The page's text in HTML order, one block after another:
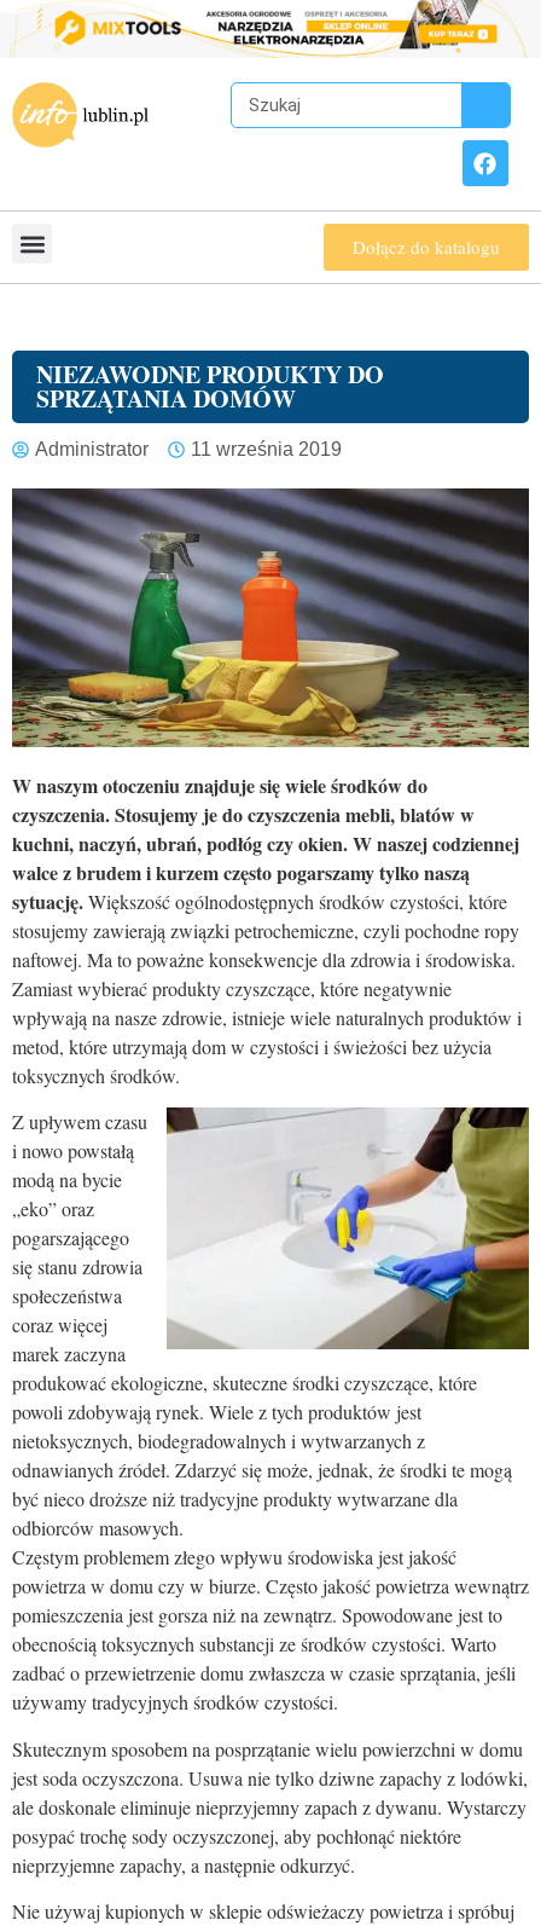
Dołącz do katalogu
NIEZAWODNE PRODUKTY DO
SPRZĄTANIA DOMÓW
Administrator 11 września 2019
W naszym otoczeniu znajduje się wiele środków do
czyszczenia. Stosujemy je do czyszczenia mebli, blatów w
kuchni, naczyń, ubrań, podłóg czy okien. W naszej codziennej
walce z brudem i kurzem często pogarszamy tylko naszą
sytuację.Większość ogólnodostępnych środków czystości, które
stosujemy zawierają związki petrochemiczne, czyli pochodne ropy
naftowej. Ma to poważne konsekwencje dla zdrowia i środowiska.
Zamiast wybierać produkty czyszczące, które negatywnie
wpływają na nasze zdrowie, istnieje wiele naturalnych produktów i
metod, które utrzymają dom w czystości i świeżości bez użycia
toksycznych środków.
Z upływem czasu
i nowo powstałą
modą na bycie
„eko” oraz
pogarszającego
się stanu zdrowia
społeczeństwa
coraz więcej
marek zaczyna
produkować ekologiczne, skuteczne środki czyszczące, które
powoli zdobywają rynek. Wiele z tych produktów jest
nietoksycznych, biodegradowalnych i wytwarzanych z
odnawianych źródeł. Zdarzyć się może, jednak, że środki te mogą
być nieco droższe niż tradycyjne produkty wytwarzane dla
odbiorców masowych.
Częstym problemem złego wpływu środowiska jest jakość
powietrza w domu czy w biurze. Często jakość powietrza wewnątrz
pomieszczenia jest gorsza niż na zewnątrz. Spowodowane jest to
obecnością toksycznych substancji ze środków czystości. Warto
zadbać o przewietrzenie domu zwłaszcza w czasie sprzątania, jeśli
używamy tradycyjnych środków czystości.
Skutecznym sposobem na posprzątanie wielu powierzchni w domu
jest soda oczyszczona. Usuwa nie tylko dziwne zapachy z lodówki,
ale doskonale eliminuje nieprzyjemny zapach z dywanu. Wystarczy
posypać trochę sody oczyszczonej, aby pochłonąć niektóre
nieprzyjemne zapachy, a następnie odkurzyć.
Nie używaj kupionych w sklepie odświeżaczy powietrza i spróbuj